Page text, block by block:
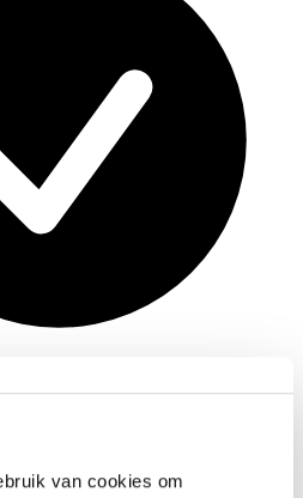
van cookies om